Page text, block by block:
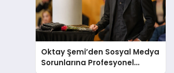
Oktay Şemi’den Sosyal Medya
Sorunlarına Profesyonel